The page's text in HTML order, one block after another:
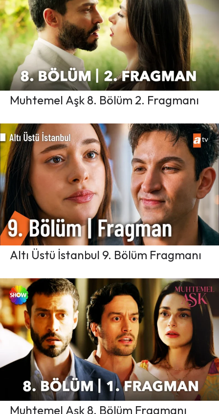
Muhtemel Aşk 8. Bölüm 2. Fragmanı
Altı Üstü İstanbul 9. Bölüm Fragmanı
Muhtemel Aşk 8. Bölüm Fragmanı